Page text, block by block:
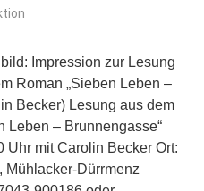
Impression zur Lesung
Roman „Sieben Leben –
Becker) Lesung aus dem
Leben – Brunnengasse“
Uhr mit Carolin Becker Ort:
Mühlacker-Dürrmenz